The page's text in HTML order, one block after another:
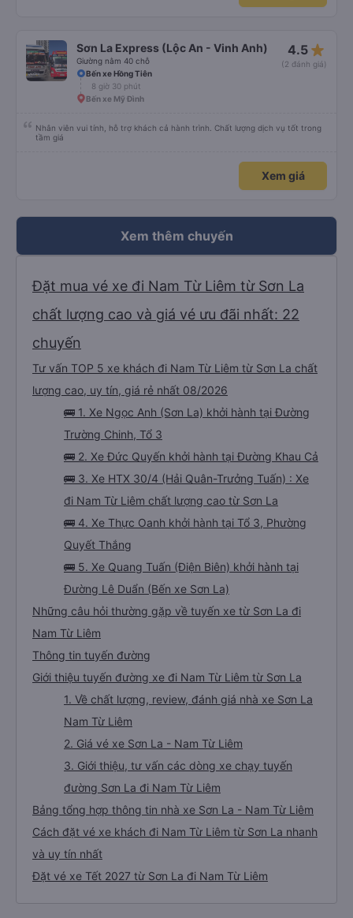
Sơn La Express (Lộc An - Vinh Anh)
Giường nằm 40 chỗ
4.5 star_rate
(2 đánh giá)
Bến xe Hồng Tiên
8 giờ 30 phút
Bến xe Mỹ Đình
Nhân viên vui tính, hỗ trợ khách cả hành trình. Chất lượng dịch vụ tốt trong
tầm giá
Xem giá
Xem thêm chuyến
Đặt mua vé xe đi Nam Từ Liêm từ Sơn La
chất lượng cao và giá vé ưu đãi nhất: 22
chuyến
Tư vấn TOP 5 xe khách đi Nam Từ Liêm từ Sơn La chất
lượng cao, uy tín, giá rẻ nhất 08/2026
🚌 1. Xe Ngọc Anh (Sơn La) khởi hành tại Đường
Trường Chinh, Tổ 3
🚌 2. Xe Đức Quyến khởi hành tại Đường Khau Cả
🚌 3. Xe HTX 30/4 (Hải Quân-Trưởng Tuấn) : Xe
đi Nam Từ Liêm chất lượng cao từ Sơn La
🚌 4. Xe Thực Oanh khởi hành tại Tổ 3, Phường
Quyết Thắng
🚌 5. Xe Quang Tuấn (Điện Biên) khởi hành tại
Đường Lê Duẩn (Bến xe Sơn La)
Những câu hỏi thường gặp về tuyến xe từ Sơn La đi
Nam Từ Liêm
Thông tin tuyến đường
Giới thiệu tuyến đường xe đi Nam Từ Liêm từ Sơn La
1. Về chất lượng, review, đánh giá nhà xe Sơn La
Nam Từ Liêm
2. Giá vé xe Sơn La - Nam Từ Liêm
3. Giới thiệu, tư vấn các dòng xe chạy tuyến
đường Sơn La đi Nam Từ Liêm
Bảng tổng hợp thông tin nhà xe Sơn La - Nam Từ Liêm
Cách đặt vé xe khách đi Nam Từ Liêm từ Sơn La nhanh
và uy tín nhất
Đặt vé xe Tết 2027 từ Sơn La đi Nam Từ Liêm